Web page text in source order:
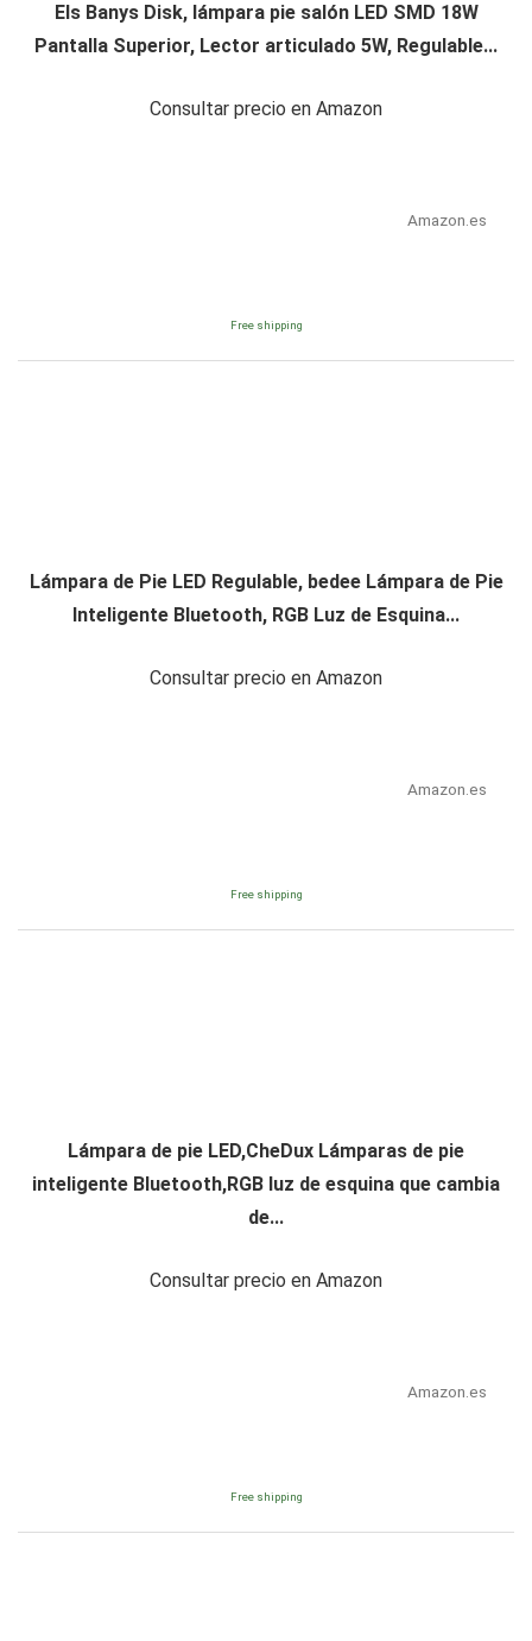
Els Banys Disk, lámpara pie salón LED SMD 18W
Pantalla Superior, Lector articulado 5W, Regulable...
Consultar precio en Amazon
Amazon.es
Free shipping
Lámpara de Pie LED Regulable, bedee Lámpara de Pie
Inteligente Bluetooth, RGB Luz de Esquina...
Consultar precio en Amazon
Amazon.es
Free shipping
Lámpara de pie LED,CheDux Lámparas de pie
inteligente Bluetooth,RGB luz de esquina que cambia
de...
Consultar precio en Amazon
Amazon.es
Free shipping